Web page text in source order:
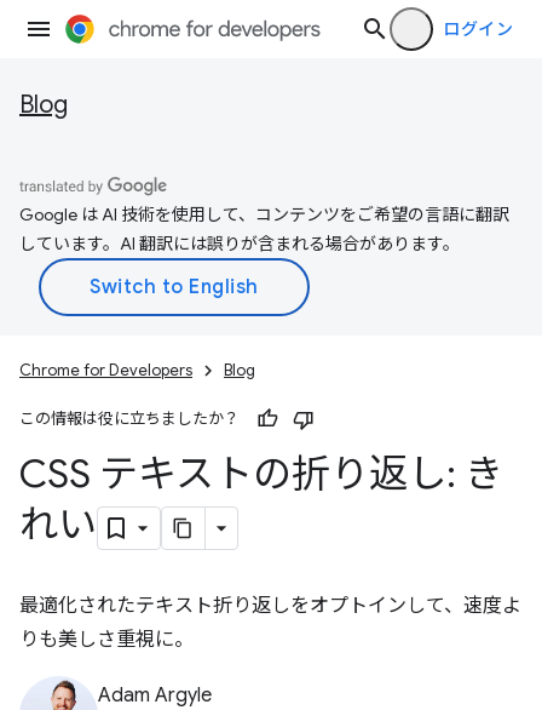
ログイン
Blog
Google は AI 技術を使用して、コンテンツをご希望の言語に翻訳
しています。AI 翻訳には誤りが含まれる場合があります。
Chrome for Developers Blog
この情報は役に立ちましたか？
CSS テキストの折り返し: き
れい
最適化されたテキスト折り返しをオプトインして、速度よ
りも美しさ重視に。
Adam Argyle